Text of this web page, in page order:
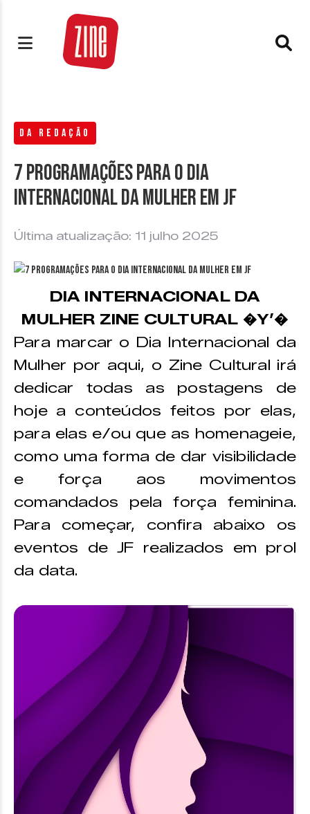
DA REDAÇÃO
7 Programações para o Dia
Internacional da Mulher em JF
Última atualização: 11 julho 2025
DIA INTERNACIONAL DA
MULHER ZINE CULTURAL �Y’�
Para marcar o Dia Internacional da
Mulher por aqui, o Zine Cultural irá
dedicar todas as postagens de
hoje a conteúdos feitos por elas,
para elas e/ou que as homenageie,
como uma forma de dar visibilidade
e força aos movimentos
comandados pela força feminina.
Para começar, confira abaixo os
eventos de JF realizados em prol
da data.